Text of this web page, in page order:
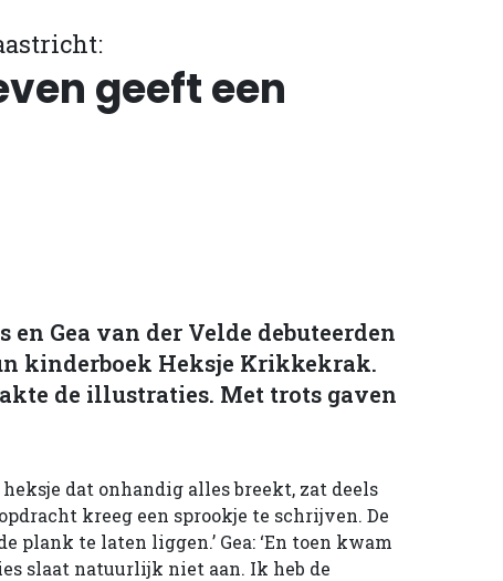
geeft een
en Gea van der Velde debuteerden
kinderboek Heksje Krikkekrak.
de illustraties. Met trots gaven
dat onhandig alles breekt, zat deels
kreeg een sprookje te schrijven. De
plank te laten liggen.’ Gea: ‘En toen kwam
slaat natuurlijk niet aan. Ik heb de